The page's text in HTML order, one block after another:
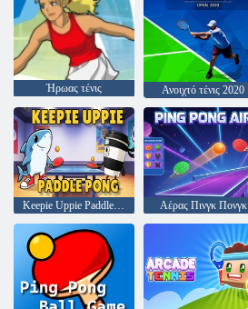
Ήρωας τένις Ανοιχτό τένις 2020
Keepie Uppie Paddle Pong Αέρας Πινγκ Πονγκ